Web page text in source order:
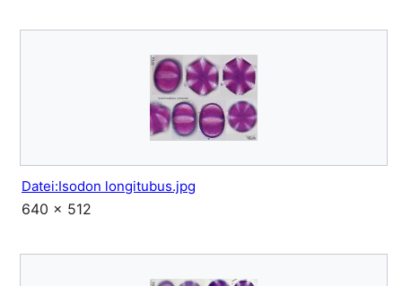
Datei:Isodon longitubus.jpg
640 × 512